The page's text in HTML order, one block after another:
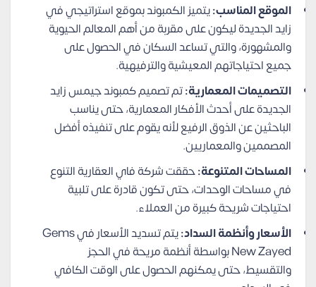
الموقع المناسب:يتميز الكمبوند بموقع استراتيجي في
زايد الجديدة ليكون على مقربة من أهم المعالم الحيوية
والمشهورة، والتي تساعد السكان في الحصول على
جميع احتياجاتهم المعيشية والترفيهية.
التصميمات المعمارية:تم تصميم كمبوند جيمس زايد
الجديدة على أحدث الأفكار المعمارية، حتى يناسب
الباحثين عن الذوق الرفيع لأنه يقوم على تنفيذه أفضل
المصممين والمعماريين.
المساحات المتنوعة:حققت شركة فاي العقارية التنوع
في مساحات الوحدات، حتى تكون قادرة على تلبية
احتياجات شريحة كبيرة من العملاء.
الأسعار وأنظمة السداد:
يتم تسديد الأسعار في Gems
New Zayed بواسطة أنظمة مريحة في الحجز
والتقسيط، حتى يمكنهم الحصول على الوقت الكافي